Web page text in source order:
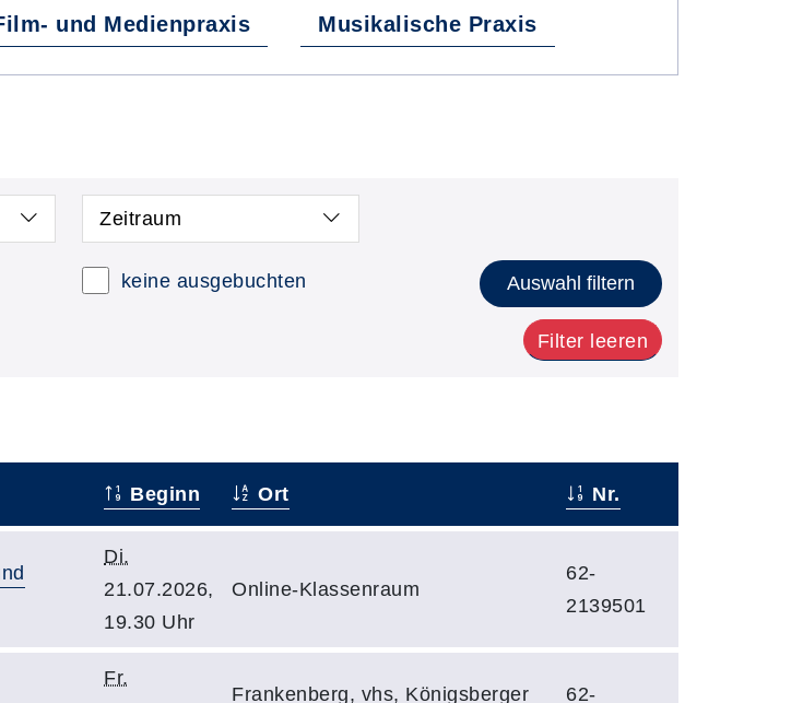
und Medienpraxis Musikalische Praxis
Zeitraum
keine ausgebuchten Auswahl filtern
Filter leeren
Beginn Ort Nr.
Di.
21.07.2026,
19.30 Uhr
Online-Klassenraum
62-
2139501
Fr.
Frankenberg, vhs, Königsberger
62-